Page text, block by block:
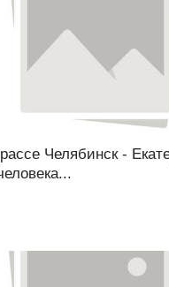
Челябинск -